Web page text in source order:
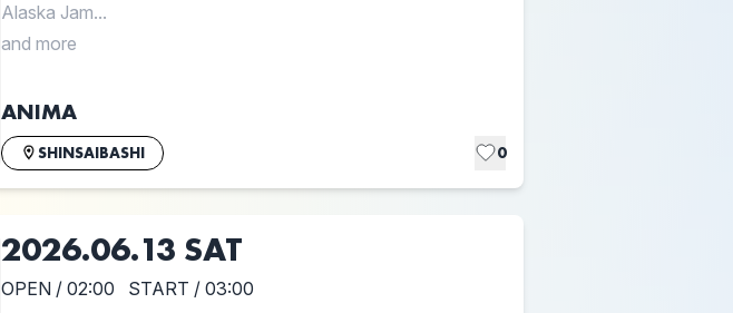
Alaska Jam...
and more
ANIMA
SHINSAIBASHI 0
2026.06.13 SAT
OPEN / 02:00 START / 03:00